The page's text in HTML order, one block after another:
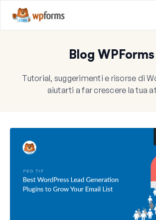
Blog WPForms
Tutorial, suggerimenti e risorse di
aiutarti a far crescere la tua